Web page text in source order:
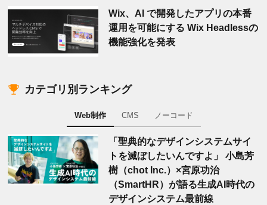
Wix、AI で開発したアプリの本番
運用を可能にする Wix Headlessの
機能強化を発表
カテゴリ別ランキング
Web制作 CMS ノーコード
「聖典的なデザインシステムサイ
トを滅ぼしたいんですよ」 小島芳
樹（chot Inc.）×宮原功治
（SmartHR）が語る生成AI時代の
デザインシステム最前線